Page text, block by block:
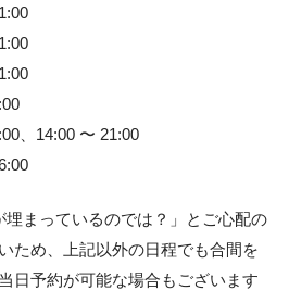
、14:00 〜 21:00
埋まっているのでは？」とご心配の
ため、上記以外の日程でも合間を
日予約が可能な場合もございます